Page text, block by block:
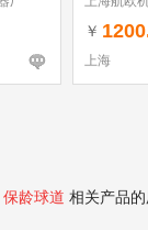
￥
上海
保龄球道 相关产品